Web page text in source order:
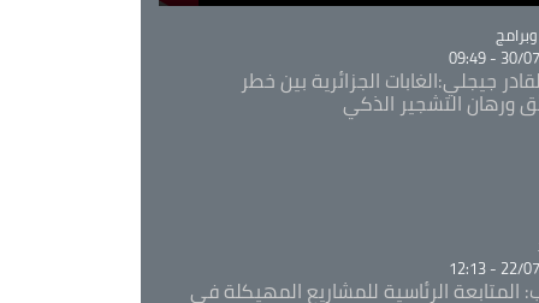
30/07/
جيجلي:الغابات الجزائرية بين خطر
ورهان التشجير الذكي
22/07/
المتابعة الرئاسية للمشاريع المهيكلة في